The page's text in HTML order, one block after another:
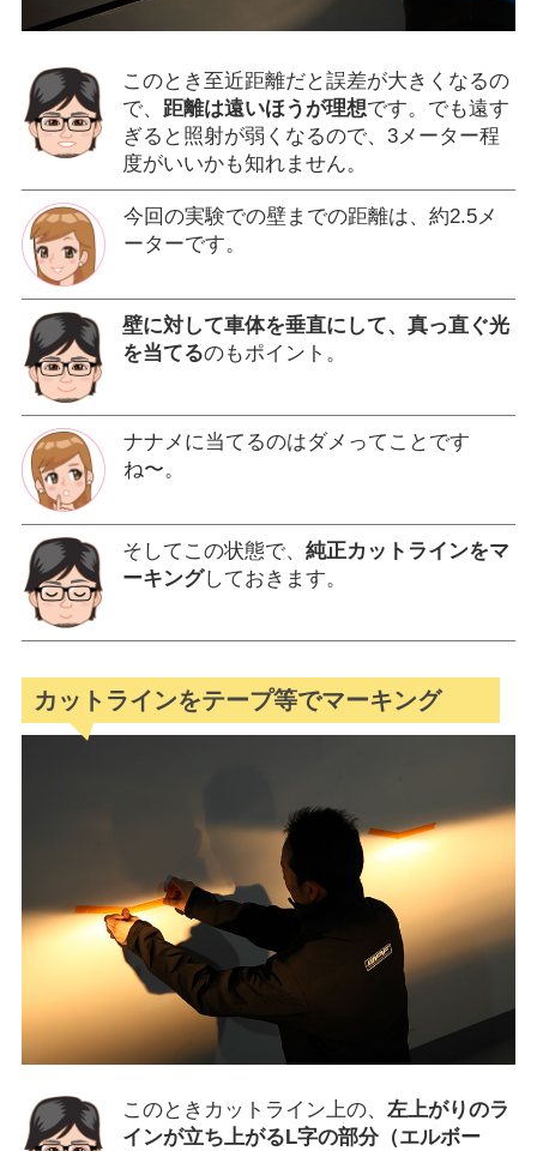
このとき至近距離だと誤差が大きくなるの
で、 距離は遠いほうが理想です。でも遠す
ぎると照射が弱くなるので、3メーター程
度がいいかも知れません。
今回の実験での壁までの距離は、約2.5メ
ーターです。
壁に対して車体を垂直にして、真っ直ぐ光
を当てるのもポイント。
ナナメに当てるのはダメってことです
ね〜。
そしてこの状態で、 純正カットラインをマ
ーキングしておきます。
カットラインをテープ等でマーキング
このときカットライン上の、 左上がりのラ
インが立ち上がるL字の部分（エルボー